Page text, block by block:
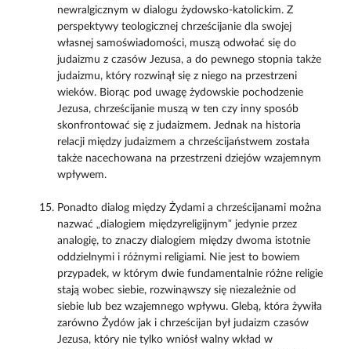
newralgicznym w dialogu żydowsko-katolickim. Z
perspektywy teologicznej chrześcijanie dla swojej
własnej samoświadomości, muszą odwołać się do
judaizmu z czasów Jezusa, a do pewnego stopnia także
judaizmu, który rozwinął się z niego na przestrzeni
wieków. Biorąc pod uwagę żydowskie pochodzenie
Jezusa, chrześcijanie muszą w ten czy inny sposób
skonfrontować się z judaizmem. Jednak na historia
relacji między judaizmem a chrześcijaństwem została
także nacechowana na przestrzeni dziejów wzajemnym
wpływem.
Ponadto dialog między Żydami a chrześcijanami można
nazwać „dialogiem międzyreligijnym” jedynie przez
analogię, to znaczy dialogiem między dwoma istotnie
oddzielnymi i różnymi religiami. Nie jest to bowiem
przypadek, w którym dwie fundamentalnie różne religie
stają wobec siebie, rozwinąwszy się niezależnie od
siebie lub bez wzajemnego wpływu. Glebą, która żywiła
zarówno Żydów jak i chrześcijan był judaizm czasów
Jezusa, który nie tylko wniósł walny wkład w